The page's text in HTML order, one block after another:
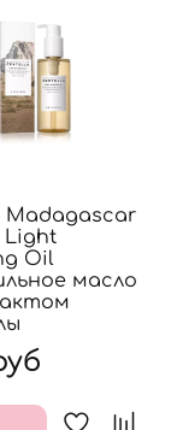
Madagascar
Light
Oil
масло